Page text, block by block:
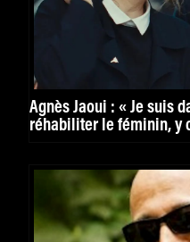
Agnès Jaoui : « Je suis
réhabiliter le féminin, y